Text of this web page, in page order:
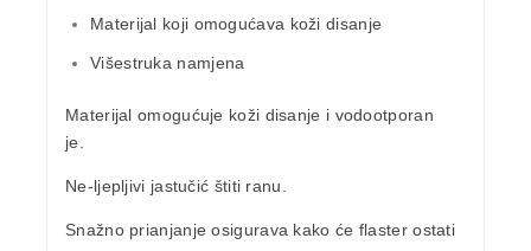
Materijal koji omogućava koži disanje
Višestruka namjena
Materijal omogućuje koži disanje i vodootporan
je.
Ne-ljepljivi jastučić štiti ranu.
Snažno prianjanje osigurava kako će flaster ostati